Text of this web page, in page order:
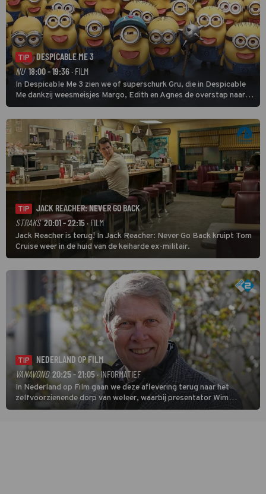
TIP
DESPICABLE ME 3
NU 18:00 - 19:36 · FILM
In Despicable Me 3 zien we of superschurk Gru, die in Despicable
Me dankzij weesmeisjes Margo, Edith en Agnes de overstap naar
het rechte pad maakte, ook op dat pad weet te blijven.
TIP
JACK REACHER: NEVER GO BACK
STRAKS 20:01 - 22:15· FILM
Jack Reacher is terug! In Jack Reacher: Never Go Back kruipt Tom
Cruise weer in de huid van de keiharde ex-militair.
TIP
NEDERLAND OP FILM
VANAVOND 20:25 - 21:05· INFORMATIEF
In Nederland op Film gaan we deze aflevering terug naar het
zelfvoorzienende dorp van weleer, waarbij presentator Wim
Daniëls de kijkers meeneemt op reis door de tijd aan de hand van